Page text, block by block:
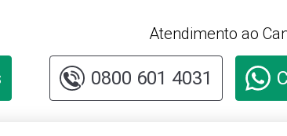
Atendimento ao
0800 601 4031